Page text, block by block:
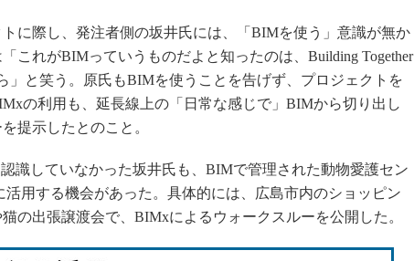
に際し、発注者側の坂井氏には、「BIMを使う」意識が無か
これがBIMっていうものだよと知ったのは、Building Together
」と笑う。原氏もBIMを使うことを告げず、プロジェクトを
の利用も、延長線上の「日常な感じで」BIMから切り出し
提示したとのこと。
識していなかった坂井氏も、BIMで管理された動物愛護セン
活用する機会があった。具体的には、広島市内のショッピン
の出張譲渡会で、BIMxによるウォークスルーを公開した。